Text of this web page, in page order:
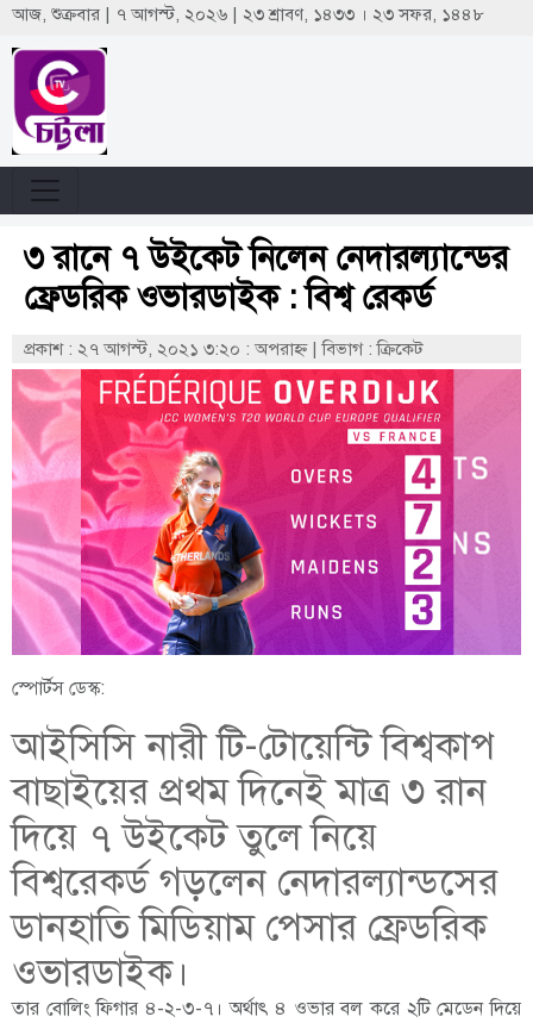
আজ, শুক্রবার | ৭ আগস্ট, ২০২৬ | ২৩ শ্রাবণ, ১৪৩৩ । ২৩ সফর, ১৪৪৮
৩ রানে ৭ উইকেট নিলেন নেদারল্যান্ডের
ফ্রেডরিক ওভারডাইক : বিশ্ব রেকর্ড
প্রকাশ : ২৭ আগস্ট, ২০২১ ৩:২০ : অপরাহ্ণ |বিভাগ : ক্রিকেট
স্পোর্টস ডেস্ক:
আইসিসি নারী টি-টোয়েন্টি বিশ্বকাপ
বাছাইয়ের প্রথম দিনেই মাত্র ৩ রান
দিয়ে ৭ উইকেট তুলে নিয়ে
বিশ্বরেকর্ড গড়লেন নেদারল্যান্ডসের
ডানহাতি মিডিয়াম পেসার ফ্রেডরিক
ওভারডাইক।
তার বোলিং ফিগার ৪-২-৩-৭। অর্থাৎ ৪ ওভার বল করে ২টি মেডেন দিয়ে